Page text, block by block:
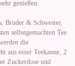
genießen.
Bruder & Schwester,
selbstgemachten Tee
die
aus einer Teekanne, 2
Zuckerdose und